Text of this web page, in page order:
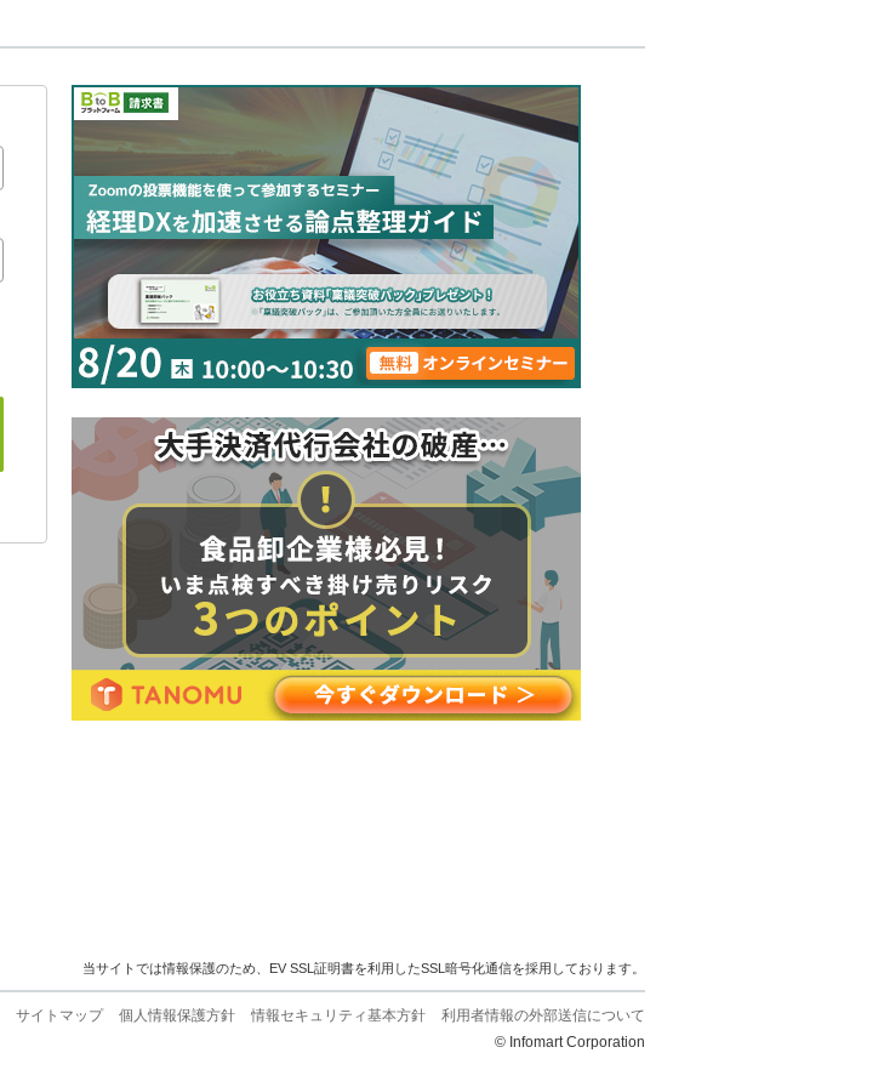
当サイトでは情報保護のため、EV SSL証明書を利用したSSL暗号化通信を採用しております。
サイトマップ 個人情報保護方針 情報セキュリティ基本方針
利用者情報の外部送信について
© Infomart Corporation